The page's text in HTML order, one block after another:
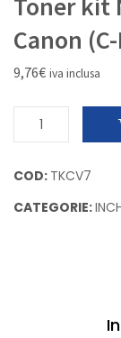
Toner kit
Canon
9,76€ iva inclusa
Toner
kit
Rigenerata
Canon
COD: TKCV7
CATEGORIE: